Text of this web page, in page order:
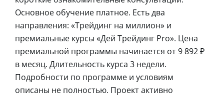
Основное обучение платное. Есть два
направления: «Трейдинг на миллион» и
премиальные курсы «Дей Трейдинг Pro». Цена
премиальной программы начинается от 9 892 ₽
в месяц. Длительность курса 3 недели.
Подробности по программе и условиям
описаны не полностью. Проект активно